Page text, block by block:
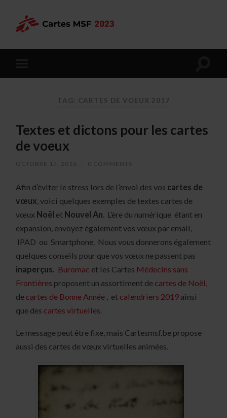
TAG: CARTES DE VOEUX 2017
Textes et dictons pour les cartes
de voeux
OCTOBRE 17, 2016 0 COMMENTS
Afin d’éviter le stress lors de l’envoi des vos cartes de
vœux , voici quelques exemples de textes cartes de
vœux Noël et Nouvel An . L’ère du numérique étant en
expansion, envoyez également vos vœux par email,
IPAD ou Smartphone. Nous vous donnerons également
quelques conseils pour que vos vœux ne passent pas
inaperçus. Buromac et les Cartes Médecins sans
Frontières proposent un assortiment de cartes de Noël,
de cartes de Bonne Année , et calendriers 2019 ainsi
que des cartes virtuelles.
Le message peut être fixe, mais Cartesmsf.be propose
aussi des cartes de vœux virtuelles animées.